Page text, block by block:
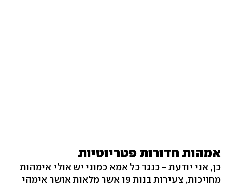
אמהות חדורות פטריוטיות
כן, אני יודעת - כנגד כל אמא כמוני יש אולי אימהות
מחויכות, צעירות בנות 19 אשר מלאות אושר אימהי